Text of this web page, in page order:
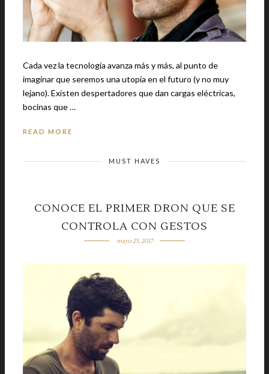
Cada vez la tecnología avanza más y más, al punto de
imaginar que seremos una utopía en el futuro (y no muy
lejano). Existen despertadores que dan cargas eléctricas,
bocinas que …
READ MORE
MUST HAVES
CONOCE EL PRIMER DRON QUE SE
CONTROLA CON GESTOS
mayo 25, 2017